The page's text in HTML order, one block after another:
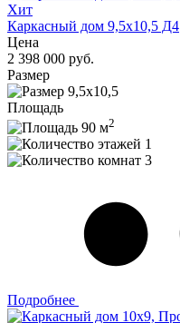
Хит
Каркасный дом 9,5x10,5 Д4
Цена
2 398 000 руб.
Размер
9,5x10,5
Площадь
90 м2
1
3
Подробнее